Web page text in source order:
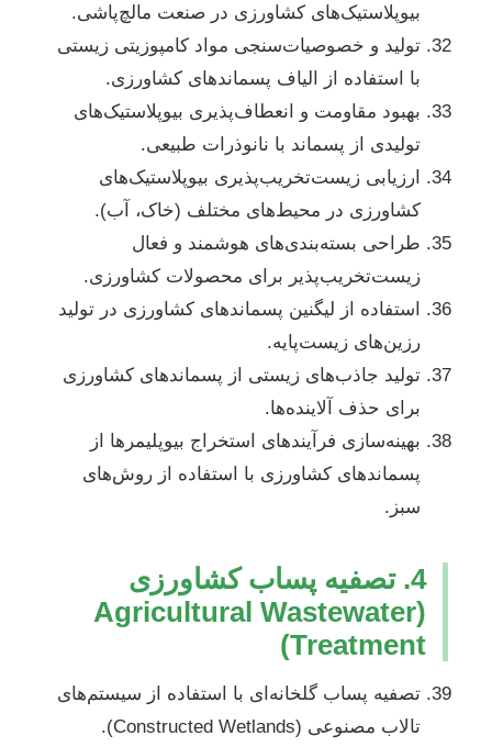
بیوپلاستیک‌های کشاورزی در صنعت مالچ‌پاشی.
تولید و خصوصیات‌سنجی مواد کامپوزیتی زیستی
با استفاده از الیاف پسماندهای کشاورزی.
بهبود مقاومت و انعطاف‌پذیری بیوپلاستیک‌های
تولیدی از پسماند با نانوذرات طبیعی.
ارزیابی زیست‌تخریب‌پذیری بیوپلاستیک‌های
کشاورزی در محیط‌های مختلف (خاک، آب).
طراحی بسته‌بندی‌های هوشمند و فعال
زیست‌تخریب‌پذیر برای محصولات کشاورزی.
استفاده از لیگنین پسماندهای کشاورزی در تولید
رزین‌های زیست‌پایه.
تولید جاذب‌های زیستی از پسماندهای کشاورزی
برای حذف آلاینده‌ها.
بهینه‌سازی فرآیندهای استخراج بیوپلیمرها از
پسماندهای کشاورزی با استفاده از روش‌های
سبز.
4. تصفیه پساب کشاورزی
(Agricultural Wastewater
Treatment)
تصفیه پساب گلخانه‌ای با استفاده از سیستم‌های
تالاب مصنوعی (Constructed Wetlands).